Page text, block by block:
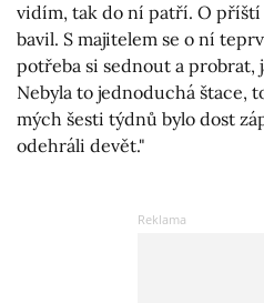
vidím, tak do ní patří. O příští
bavil. S majitelem se o ní
potřeba si sednout a probrat,
Nebyla to jednoduchá štace,
mých šesti týdnů bylo dost
odehráli devět."